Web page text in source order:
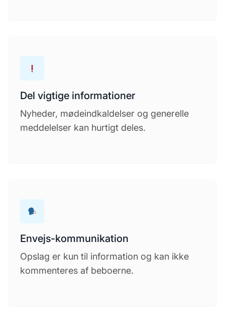
Del vigtige informationer
Nyheder, mødeindkaldelser og generelle
meddelelser kan hurtigt deles.
Envejs-kommunikation
Opslag er kun til information og kan ikke
kommenteres af beboerne.